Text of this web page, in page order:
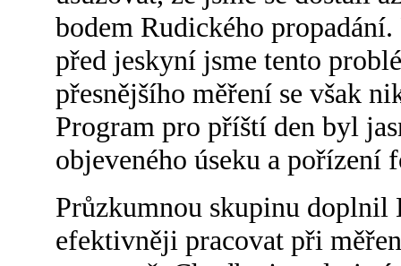
bodem Rudického
před jeskyní jsme tento
přesnějšího měření se však
Program pro příští den byl
objeveného úseku a pořízení
Průzkumnou skupinu
efektivněji pracovat při